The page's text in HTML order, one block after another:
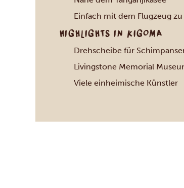
Einfach mit dem Flugzeug
HIGHLIGHTS IN KIGOMA
Drehscheibe für
Livingstone Memorial
Viele einheimische Künstler